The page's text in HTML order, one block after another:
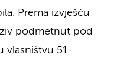
Prema izvješću
podmetnut pod
vlasništvu 51-